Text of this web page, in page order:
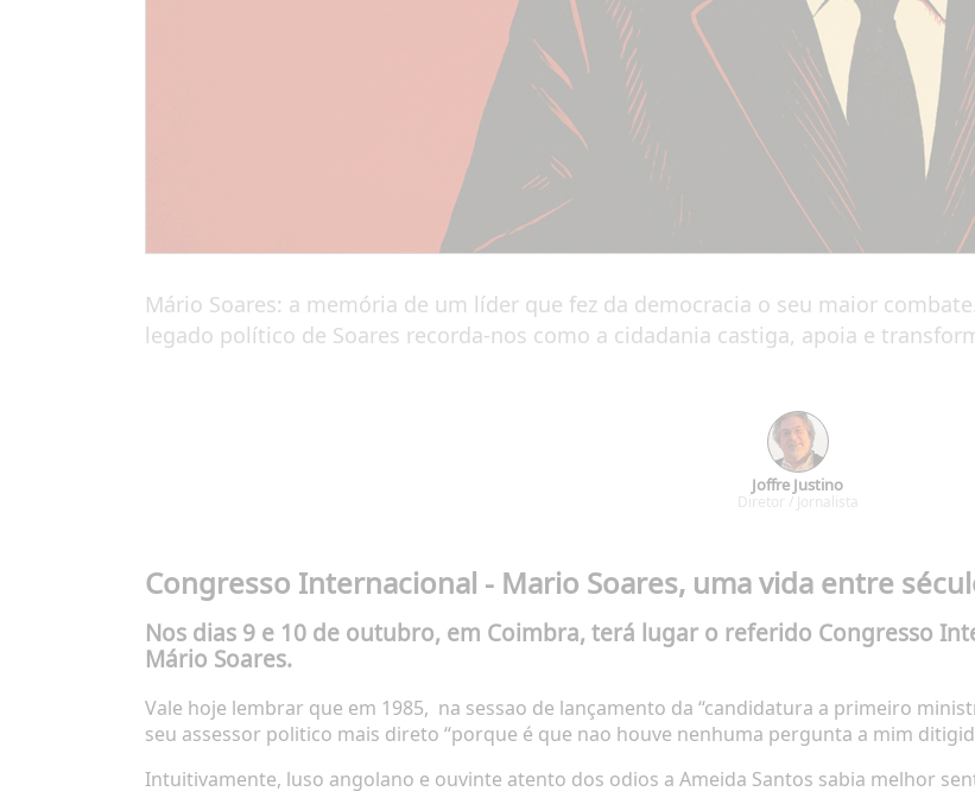
Mário Soares: a memória de um líder que fez da democracia o seu maior
legado político de Soares recorda-nos como a cidadania castiga, apoia e
Joffre Justino
Diretor / Jornalista
Congresso Internacional - Mario Soares, uma vida entre
Nos dias 9 e 10 de outubro, em Coimbra, terá lugar o referido Congresso
Mário Soares.
Vale hoje lembrar que em 1985, na sessao de lançamento da “candidatura a primeiro
seu assessor politico mais direto “porque é que nao houve nenhuma pergunta a mim
Intuitivamente, luso angolano e ouvinte atento dos odios a Ameida Santos sabia melhor